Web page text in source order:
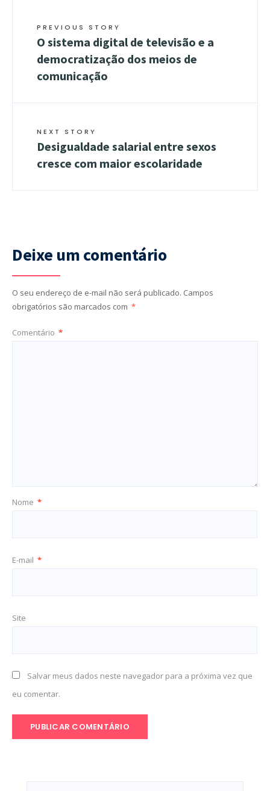
PREVIOUS STORY
O sistema digital de televisão e a
democratização dos meios de
comunicação
NEXT STORY
Desigualdade salarial entre sexos
cresce com maior escolaridade
Deixe um comentário
O seu endereço de e-mail não será publicado. Campos
obrigatórios são marcados com *
Comentário *
Nome *
E-mail *
Site
Salvar meus dados neste navegador para a próxima vez que
eu comentar.